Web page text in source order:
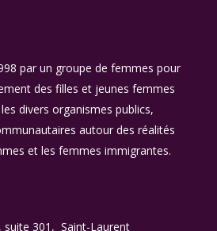
par un groupe de femmes pour
des filles et jeunes femmes
divers organismes publics,
autour des réalités
et les femmes immigrantes.
suite 301, Saint-Laurent